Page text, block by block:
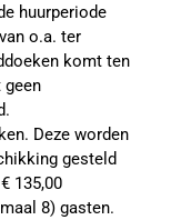
huurperiode
o.a. ter
komt ten
geen
Deze worden
gesteld
135,00
8) gasten.